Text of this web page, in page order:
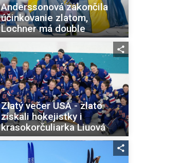
Anderssonová zakončila
účinkovanie zlatom,
Lochner má double
Zlatý večer USA - zlato
získali hokejistky i
krasokorčuliarka Liuová